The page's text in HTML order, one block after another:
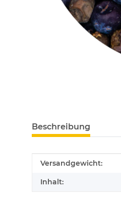
Beschreibung
Produkteigenschaft
Wert
Versandgewicht:
Inhalt: